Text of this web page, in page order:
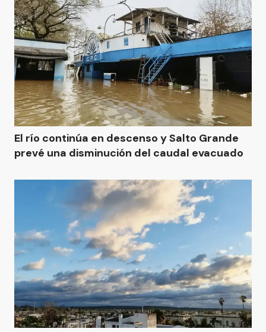
El río continúa en descenso y Salto Grande
prevé una disminución del caudal evacuado